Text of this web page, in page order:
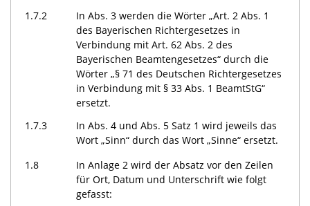
1.7.2
In Abs. 3 werden die Wörter „Art. 2 Abs. 1
des Bayerischen Richtergesetzes in
Verbindung mit Art. 62 Abs. 2 des
Bayerischen Beamtengesetzes“ durch die
Wörter „§ 71 des Deutschen Richtergesetzes
in Verbindung mit § 33 Abs. 1 BeamtStG“
ersetzt.
1.7.3
In Abs. 4 und Abs. 5 Satz 1 wird jeweils das
Wort „Sinn“ durch das Wort „Sinne“ ersetzt.
1.8
In Anlage 2 wird der Absatz vor den Zeilen
für Ort, Datum und Unterschrift wie folgt
gefasst: